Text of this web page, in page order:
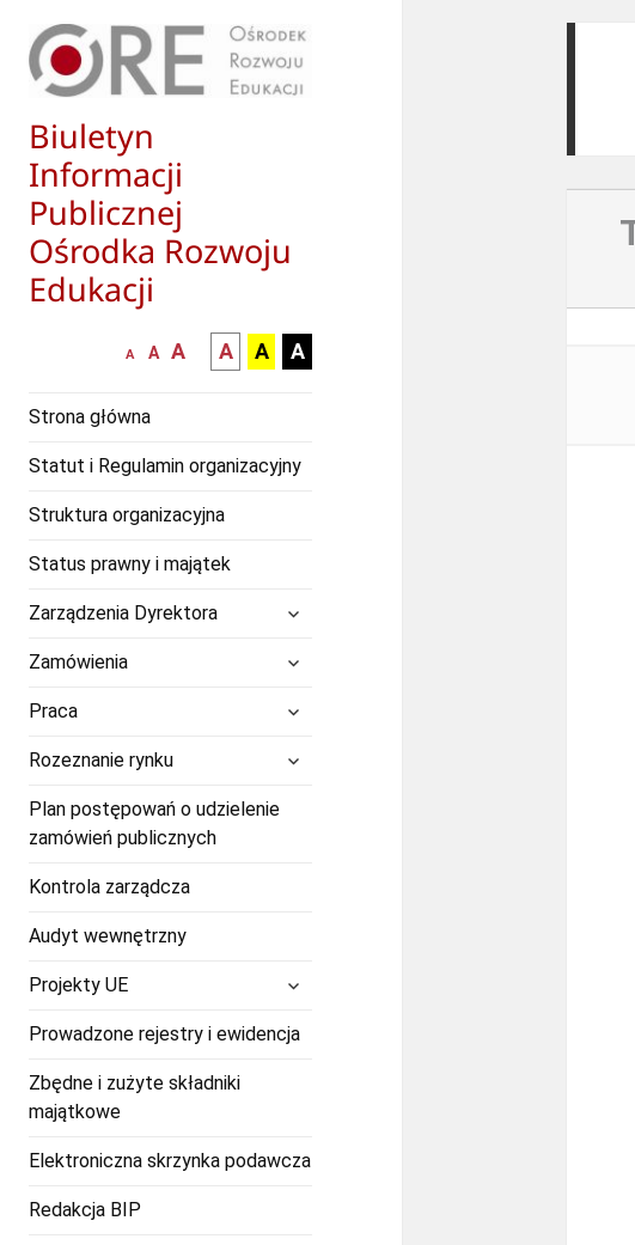
Biuletyn
Informacji
Publicznej
Ośrodka Rozwoju
Edukacji
mniejsza
A
normalna
A
większa-
czcionka
A
kontrast
czarny
białym
A
kontrast
czarny
zółtym
A
kontrast
żółty
A
Strona główna
Statut i Regulamin organizacyjny
Struktura organizacyjna
Status prawny i majątek
Zarządzenia Dyrektora
rozwiń
menu
Zamówienia
Praca
Rozeznanie rynkurozwiń
menu
potomne
Plan postępowań o udzielenie
zamówień publicznych
Kontrola zarządcza
Audyt wewnętrzny
Projekty UE
potomne
Prowadzone rejestry i ewidencja
Zbędne i zużyte składniki
majątkowe
Elektroniczna skrzynka podawcza
Redakcja BIP